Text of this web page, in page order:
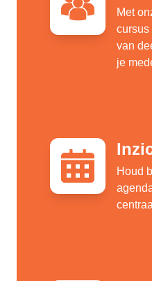
Met
cursus
van
je
Houd